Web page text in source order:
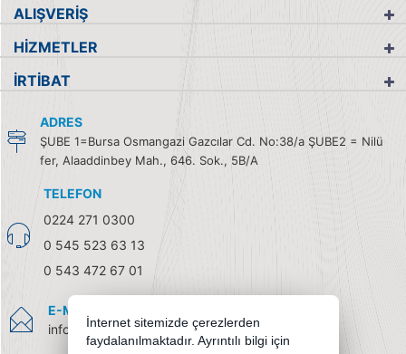
ALIŞVERİŞ
HİZMETLER
İRTİBAT
ADRES
ŞUBE 1=Bursa Osmangazi Gazcılar Cd. No:38/a ŞUBE2 = Nilü
fer, Alaaddinbey Mah., 646. Sok., 5B/A
TELEFON
0224 271 0300
0 545 523 63 13
0 543 472 67 01
E-MAIL
info@burendel.com
İnternet sitemizde çerezlerden
faydalanılmaktadır. Ayrıntılı bilgi için